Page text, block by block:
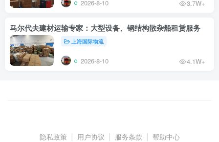
2026-8-10 3.7W+
马尔代夫建材运输专家：大型设备、钢结构散杂船租赁服务
上海国际物流
2026-8-10 4.1W+
隐私政策 用户协议 服务条款 帮助中心